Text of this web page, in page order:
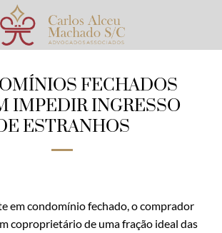
FECHADOS
IMPEDIR INGRESSO
ESTRANHOS
em condomínio fechado, o comprador
coproprietário de uma fração ideal das